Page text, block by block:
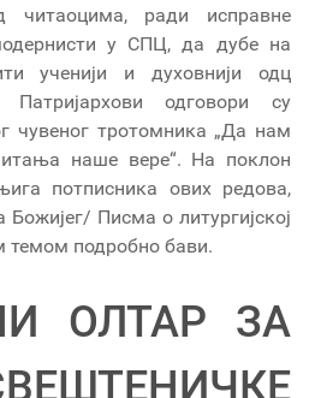
ради исправне
у СПЦ, да дубе на
ученији и духовнији одц
Патријархови одговори су
чувеног тротомника „Да нам
наше вере“. На поклон
потписника ових редова,
Писма о литургијској
темом подробно бави.
ОЛТАР ЗА